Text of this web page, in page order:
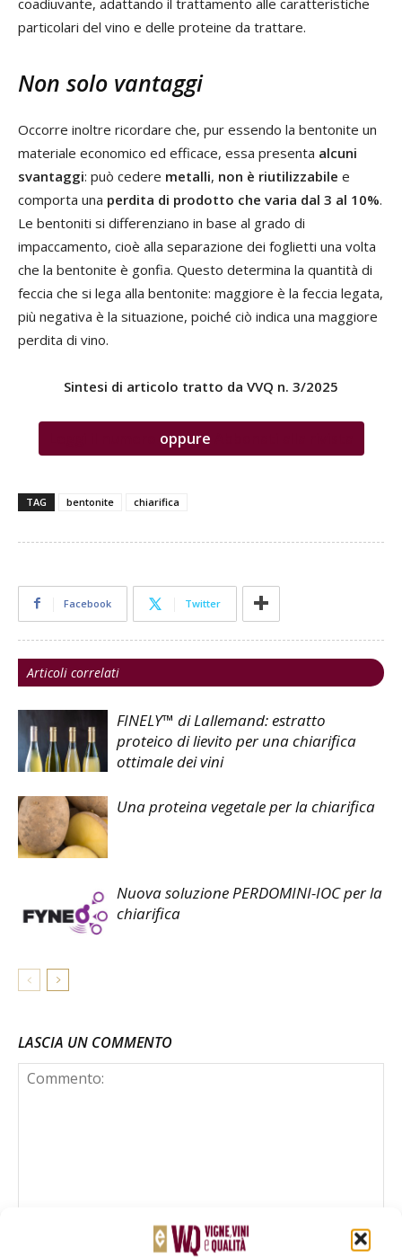
particolari del vino e delle proteine da trattare.
Non solo vantaggi
Occorre inoltre ricordare che, pur essendo la bentonite un
materiale economico ed efficace, essa presenta alcuni
svantaggi: può cedere metalli, non è riutilizzabile e
comporta una perdita di prodotto che varia dal 3 al 10%.
Le bentoniti si differenziano in base al grado di
impaccamento, cioè alla separazione dei foglietti una volta
che la bentonite è gonfia. Questo determina la quantità di
feccia che si lega alla bentonite: maggiore è la feccia legata,
più negativa è la situazione, poiché ciò indica una maggiore
perdita di vino.
Sintesi di articolo tratto da VVQ n. 3/2025
oppure
TAG bentonite chiarifica
Facebook Twitter
Articoli correlati
FINELY™ di Lallemand: estratto
proteico di lievito per una chiarifica
ottimale dei vini
Una proteina vegetale per la chiarifica
Nuova soluzione PERDOMINI-IOC per la
chiarifica
LASCIA UN COMMENTO